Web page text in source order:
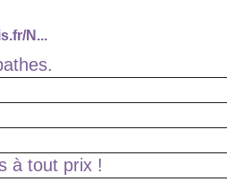
N...
à tout prix !